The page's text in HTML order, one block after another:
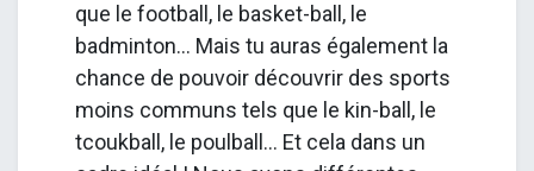
que le football, le basket-ball, le
badminton... Mais tu auras également la
chance de pouvoir découvrir des sports
moins communs tels que le kin-ball, le
tcoukball, le poulball... Et cela dans un